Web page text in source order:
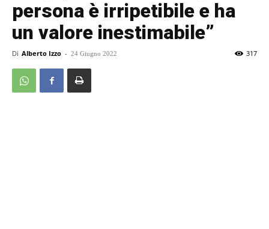
persona è irripetibile e ha
un valore inestimabile”
Di Alberto Izzo - 24 Giugno 2022 317